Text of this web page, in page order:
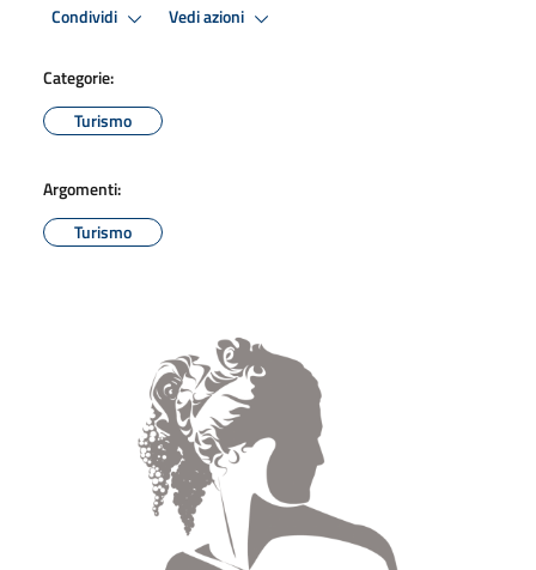
Condividi Vedi azioni
Categorie:
Turismo
Argomenti:
Turismo